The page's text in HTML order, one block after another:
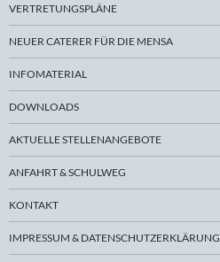
VERTRETUNGSPLÄNE
NEUER CATERER FÜR DIE MENSA
INFOMATERIAL
DOWNLOADS
AKTUELLE STELLENANGEBOTE
ANFAHRT & SCHULWEG
KONTAKT
IMPRESSUM & DATENSCHUTZERKLÄRUNG